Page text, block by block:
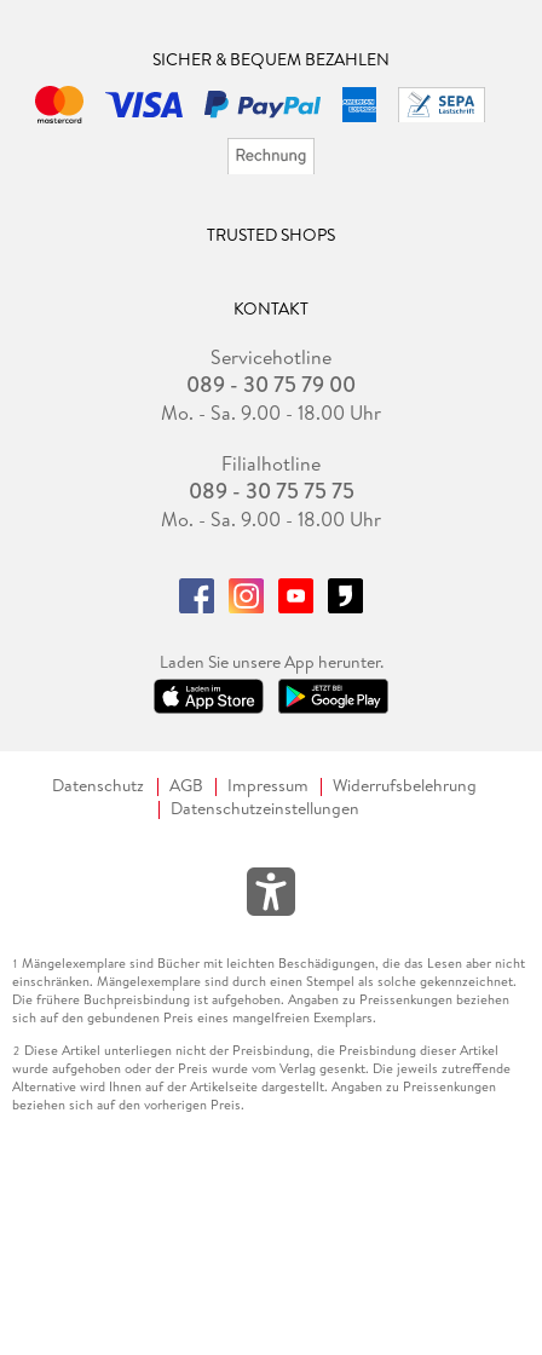
SICHER & BEQUEM BEZAHLEN
TRUSTED SHOPS
KONTAKT
Servicehotline
089 - 30 75 79 00
Mo. - Sa. 9.00 - 18.00 Uhr
Filialhotline
089 - 30 75 75 75
Mo. - Sa. 9.00 - 18.00 Uhr
Laden Sie unsere App herunter.
Datenschutz AGB Impressum
Widerrufsbelehrung
Datenschutzeinstellungen
1 Mängelexemplare sind Bücher mit leichten Beschädigungen, die das Lesen aber nicht
einschränken. Mängelexemplare sind durch einen Stempel als solche gekennzeichnet.
Die frühere Buchpreisbindung ist aufgehoben. Angaben zu Preissenkungen beziehen
sich auf den gebundenen Preis eines mangelfreien Exemplars.
2 Diese Artikel unterliegen nicht der Preisbindung, die Preisbindung dieser Artikel
wurde aufgehoben oder der Preis wurde vom Verlag gesenkt. Die jeweils zutreffende
Alternative wird Ihnen auf der Artikelseite dargestellt. Angaben zu Preissenkungen
beziehen sich auf den vorherigen Preis.